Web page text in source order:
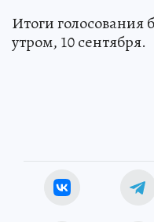
Итоги голосования
утром, 10 сентября.